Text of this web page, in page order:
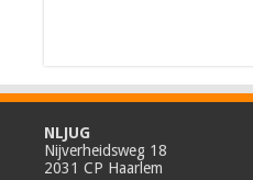
NLJUG
Nijverheidsweg 18
2031 CP Haarlem